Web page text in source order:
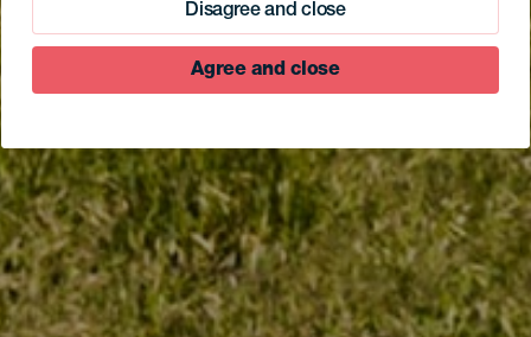
Disagree and close
Agree and close